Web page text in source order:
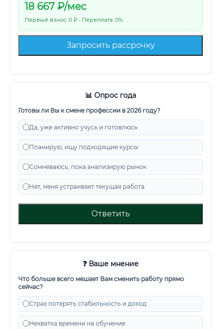
18 667 ₽/мес
Первый взнос: 0 ₽ • Переплата: 0%
Запросить рассрочку
📊 Опрос года
Готовы ли Вы к смене профессии в 2026 году?
Да, уже активно учусь и готовлюсь
Планирую, ищу подходящие курсы
Сомневаюсь, пока анализирую рынок
Нет, меня устраивает текущая работа
Ответить
❓ Ваше мнение
Что больше всего мешает Вам сменить работу прямо
сейчас?
Страх потерять стабильность и доход
Нехватка времени на обучение